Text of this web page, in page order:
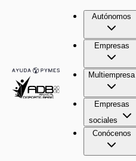
Autónomos
Empresas
Multiempresa
Empresas
sociales
Conócenos